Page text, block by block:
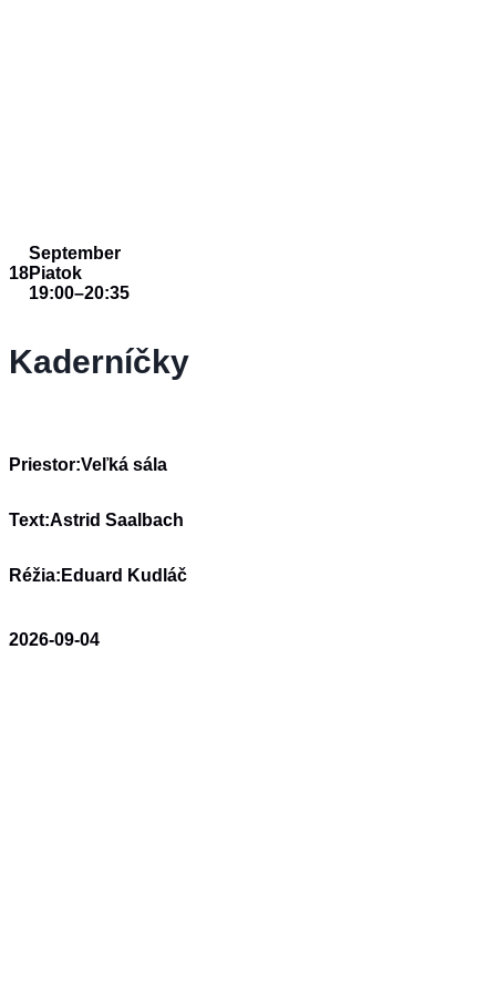
18
September
Piatok
19:00–20:35
Kaderníčky
Priestor:Veľká sála
Text:Astrid Saalbach
Réžia: Eduard Kudláč
2026-09-04